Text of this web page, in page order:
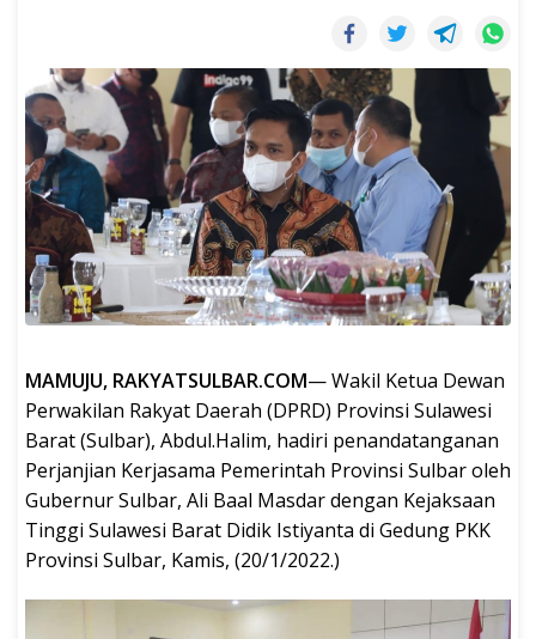
MAMUJU, RAKYATSULBAR.COM— Wakil Ketua Dewan
Perwakilan Rakyat Daerah (DPRD) Provinsi Sulawesi
Barat (Sulbar), Abdul.Halim, hadiri penandatanganan
Perjanjian Kerjasama Pemerintah Provinsi Sulbar oleh
Gubernur Sulbar, Ali Baal Masdar dengan Kejaksaan
Tinggi Sulawesi Barat Didik Istiyanta di Gedung PKK
Provinsi Sulbar, Kamis, (20/1/2022.)